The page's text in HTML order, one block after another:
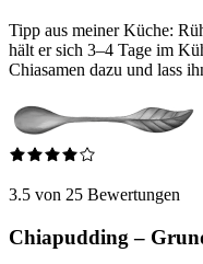
Tipp aus meiner Küche:
hält er sich 3–4 Tage im
Chiasamen dazu und lass
3.5 von 25 Bewertungen
Chiapudding –